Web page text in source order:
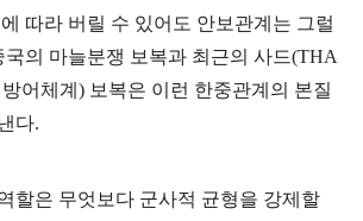
따라 버릴 수 있어도 안보관계는 그럴
국의 마늘분쟁 보복과 최근의 사드(THA
어체계 ) 보복은 이런 한중관계의 본질
다.
할은 무엇보다 군사적 균형을 강제할